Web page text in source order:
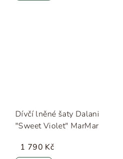
Dívčí lněné šaty Dalani
"Sweet Violet" MarMar
1 790 Kč